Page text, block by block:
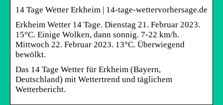
14 Tage Wetter Erkheim | 14-tage-wettervorhersage.de
Erkheim Wetter 14 Tage. Dienstag 21. Februar 2023.
15°C. Einige Wolken, dann sonnig. 7-22 km/h.
Mittwoch 22. Februar 2023. 13°C. Überwiegend
bewölkt.
Das 14 Tage Wetter für Erkheim (Bayern,
Deutschland) mit Wettertrend und täglichem
Wetterbericht.